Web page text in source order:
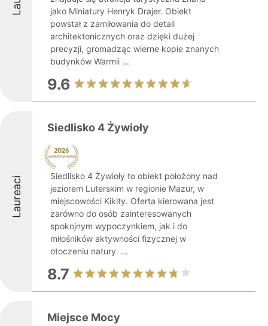
jako Miniatury Henryk Drajer. Obiekt
powstał z zamiłowania do detali
architektonicznych oraz dzięki dużej
precyzji, gromadząc wierne kopie znanych
budynków Warmii ...
9.6
Laureaci
Siedlisko 4 Żywioły
Siedlisko 4 Żywioły to obiekt położony nad
jeziorem Luterskim w regionie Mazur, w
miejscowości Kikity. Oferta kierowana jest
zarówno do osób zainteresowanych
spokojnym wypoczynkiem, jak i do
miłośników aktywności fizycznej w
otoczeniu natury. ...
8.7
Miejsce Mocy